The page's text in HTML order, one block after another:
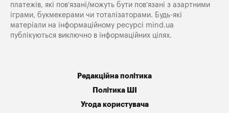
платежів, які пов’язані/можуть бути пов’язані з азартними
іграми, букмекерами чи тоталізаторами. Будь-які
матеріали на інформаційному ресурсі mind.ua
публікуються виключно в інформаційних цілях.
Редакційна політика
Політика ШІ
Угода користувача